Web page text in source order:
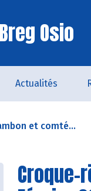
Osio
Actualités
et comté...
Croque-